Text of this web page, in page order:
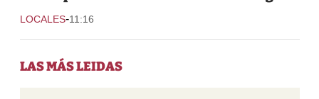
LOCALES-11:16
LAS MÁS LEIDAS